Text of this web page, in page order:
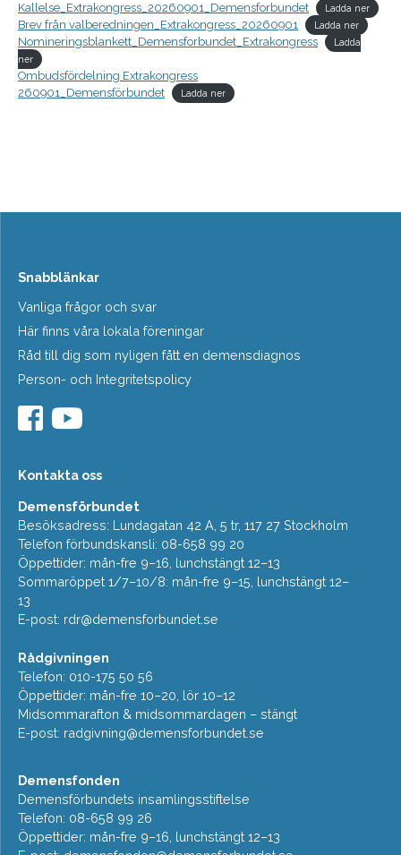
Kallelse_Extrakongress_20260901_Demensforbundet Ladda ner
Brev från valberedningen_Extrakongress_20260901 Ladda ner
Nomineringsblankett_Demensforbundet_Extrakongress
Ladda
ner
Ombudsfördelning Extrakongress
260901_Demensförbundet
Ladda ner
Snabblänkar
Vanliga frågor och svar
Här finns våra lokala föreningar
Råd till dig som nyligen fått en demensdiagnos
Person- och Integritetspolicy
Kontakta oss
Demensförbundet
Besöksadress: Lundagatan 42 A, 5 tr, 117 27 Stockholm
Telefon förbundskansli: 08-658 99 20
Öppettider: mån-fre 9–16, lunchstängt 12–13
Sommaröppet 1/7–10/8: mån-fre 9–15, lunchstängt 12–
13
E-post: rdr@demensforbundet.se
Rådgivningen
Telefon: 010-175 50 56
Öppettider: mån-fre 10–20, lör 10–12
Midsommarafton & midsommardagen – stängt
E-post: radgivning@demensforbundet.se
Demensfonden
Demensförbundets insamlingsstiftelse
Telefon: 08-658 99 26
Öppettider: mån-fre 9–16, lunchstängt 12–13